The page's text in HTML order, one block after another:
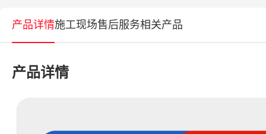
产品详情施工现场售后服务相关产品
产品详情